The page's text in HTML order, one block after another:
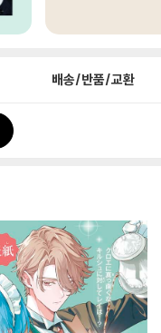
배송/반품/교환